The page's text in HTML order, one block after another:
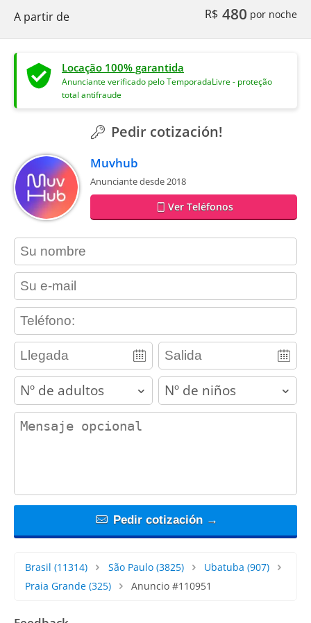
A partir de
R$ 480 por noche
Locação 100% garantida
Anunciante verificado pelo TemporadaLivre - proteção
total antifraude
Pedir cotización!
Muvhub
Anunciante desde 2018
Ver Teléfonos
contact_name
contact_email
contact_phone
adults children
contact_message
Pedir cotización →
Brasil (11314) São Paulo(3825) Ubatuba (907)
Praia Grande (325) Anuncio #110951